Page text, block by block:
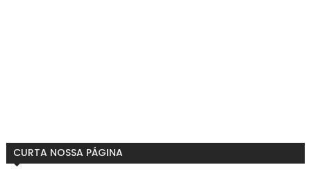
CURTA NOSSA PÁGINA